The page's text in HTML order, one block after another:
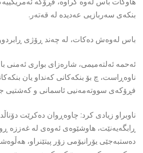
بنکەى سەربازیی عەدیدە لە قەتەر.
باس لەوەش دەکات، لە چەند ڕۆژى ڕابردوودا ئەمریکا ٢٤ فڕۆکەى شەڕکەرى ئێف ٢٢ و ٣٥ى
ئەحمە ئەلتەمیمی، شارەزاى بوارى ئەمنی
ناوەڕاست، چ بۆ بنکەکانی کەنداو یان
فڕۆکەی سووتەمەنیی ئاسمانی و کەشتیی
ناوبراو زیادی کرد: چاوەڕوان دەکرێت
ڕابگەیەنێت، هاوشێوەی ئەوەی لە غەززە
دەستبەجێی یۆرانیۆمی زۆر پیتێنراو،